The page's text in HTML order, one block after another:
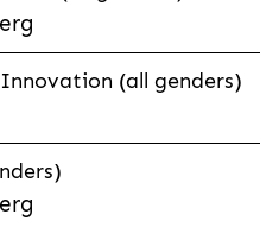
(all genders)